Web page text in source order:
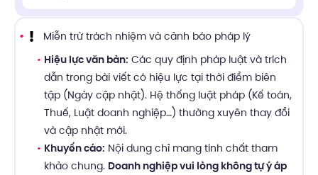
Miễn trừ trách nhiệm và cảnh báo pháp lý
Hiệu lực văn bản: Các quy định pháp luật và trích
dẫn trong bài viết có hiệu lực tại thời điểm biên
tập (Ngày cập nhật). Hệ thống luật pháp (Kế toán,
Thuế, Luật doanh nghiệp…) thường xuyên thay đổi
và cập nhật mới.
Khuyến cáo: Nội dung chỉ mang tính chất tham
khảo chung. Doanh nghiệp vui lòng không tự ý áp